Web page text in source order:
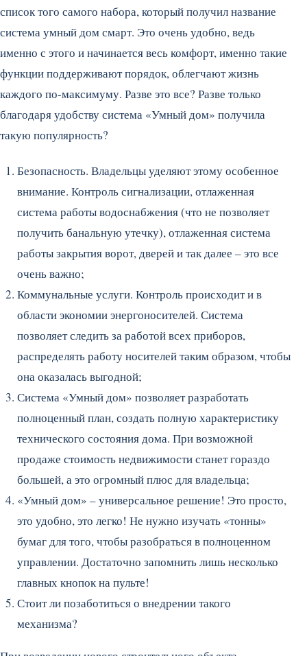
список того самого набора, который получил название
система умный дом смарт. Это очень удобно, ведь
именно с этого и начинается весь комфорт, именно такие
функции поддерживают порядок, облегчают жизнь
каждого по-максимуму. Разве это все? Разве только
благодаря удобству система «Умный дом» получила
такую популярность?
Безопасность. Владельцы уделяют этому особенное
внимание. Контроль сигнализации, отлаженная
система работы водоснабжения (что не позволяет
получить банальную утечку), отлаженная система
работы закрытия ворот, дверей и так далее – это все
очень важно;
Коммунальные услуги. Контроль происходит и в
области экономии энергоносителей. Система
позволяет следить за работой всех приборов,
распределять работу носителей таким образом, чтобы
она оказалась выгодной;
Система «Умный дом» позволяет разработать
полноценный план, создать полную характеристику
технического состояния дома. При возможной
продаже стоимость недвижимости станет гораздо
большей, а это огромный плюс для владельца;
«Умный дом» – универсальное решение! Это просто,
это удобно, это легко! Не нужно изучать «тонны»
бумаг для того, чтобы разобраться в полноценном
управлении. Достаточно запомнить лишь несколько
главных кнопок на пульте!
Стоит ли позаботиться о внедрении такого
механизма?